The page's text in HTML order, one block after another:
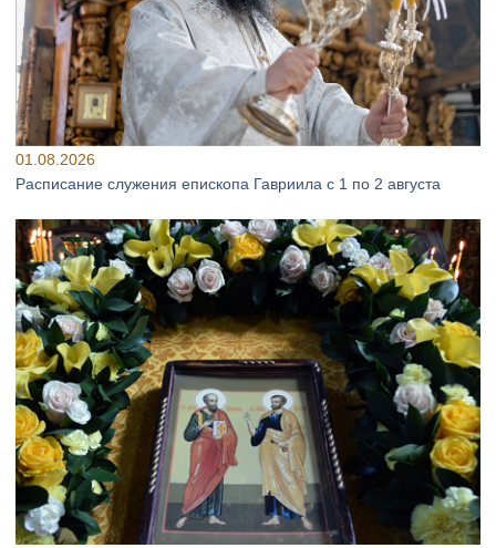
01.08.2026
Расписание служения епископа Гавриила с 1 по 2 августа